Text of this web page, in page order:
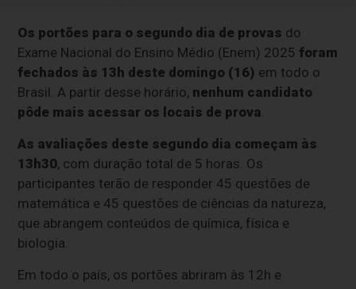
Os portões para o segundo dia de provas do
Exame Nacional do Ensino Médio (Enem) 2025 foram
fechados às 13h deste domingo (16) em todo o
Brasil. A partir desse horário, nenhum candidato
pôde mais acessar os locais de prova
As avaliações deste segundo dia começam às
13h30, com duração total de 5 horas. Os
participantes terão de responder 45 questões de
matemática e 45 questões de ciências da natureza,
que abrangem conteúdos de química, física e
biologia.
Em todo o país, os portões abriram às 12h e